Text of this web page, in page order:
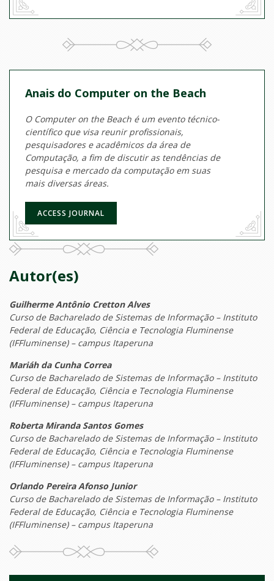
Anais do Computer on the Beach
O Computer on the Beach é um evento técnico-
científico que visa reunir profissionais,
pesquisadores e acadêmicos da área de
Computação, a fim de discutir as tendências de
pesquisa e mercado da computação em suas
mais diversas áreas.
ACCESS JOURNAL
Autor(es)
Guilherme Antônio Cretton Alves
Curso de Bacharelado de Sistemas de Informação – Instituto
Federal de Educação, Ciência e Tecnologia Fluminense
(IFFluminense) – campus Itaperuna
Mariáh da Cunha Correa
Curso de Bacharelado de Sistemas de Informação – Instituto
Federal de Educação, Ciência e Tecnologia Fluminense
(IFFluminense) – campus Itaperuna
Roberta Miranda Santos Gomes
Curso de Bacharelado de Sistemas de Informação – Instituto
Federal de Educação, Ciência e Tecnologia Fluminense
(IFFluminense) – campus Itaperuna
Orlando Pereira Afonso Junior
Curso de Bacharelado de Sistemas de Informação – Instituto
Federal de Educação, Ciência e Tecnologia Fluminense
(IFFluminense) – campus Itaperuna